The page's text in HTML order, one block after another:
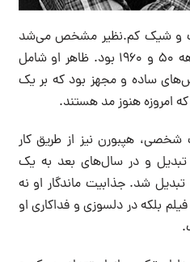
و شیک کم.نظیر مشخص می‌شد
که خلاف روندهای شاداب‌تر دهه ۵۰ و ۱۹۶۰ بود. ظاهر او شامل
ساده و مجهز بود که بر یک
امروزه هنوز مد هستند.
هپبورن نیز از طریق کار
تبدیل و در سال‌های بعد به یک
شد. جذابیت ماندگار او نه
بلکه در دلسوزی و فداکاری او